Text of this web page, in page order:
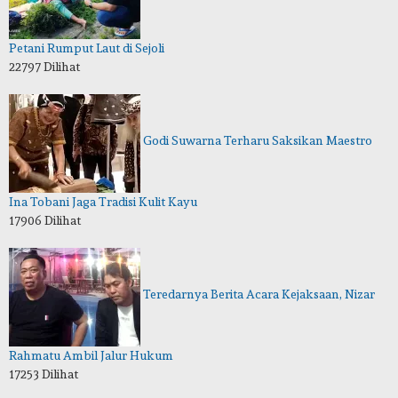
Petani Rumput Laut di Sejoli
22797 Dilihat
Godi Suwarna Terharu Saksikan Maestro
Ina Tobani Jaga Tradisi Kulit Kayu
17906 Dilihat
Teredarnya Berita Acara Kejaksaan, Nizar
Rahmatu Ambil Jalur Hukum
17253 Dilihat